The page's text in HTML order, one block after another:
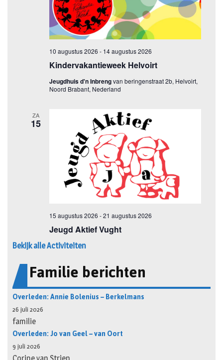
Bekijk alle Activiteiten
Familie berichten
Overleden: Annie Bolenius – Berkelmans
26 juli 2026
familie
Overleden: Jo van Geel – van Oort
9 juli 2026